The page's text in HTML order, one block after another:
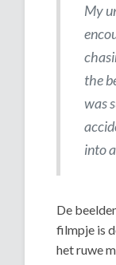
My
the
was
into
De
filmpje is
het ruwe